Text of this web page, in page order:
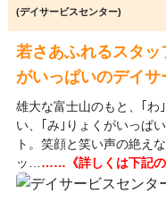
(デイサービスセンター)
若さあふれるスタ
がいっぱいのデイサ
雄大な富士山のもと、｢わ
い、｢み｣りょくがいっぱ
ト。笑顔と笑い声の絶え
ッ… ……《詳しくは下記の